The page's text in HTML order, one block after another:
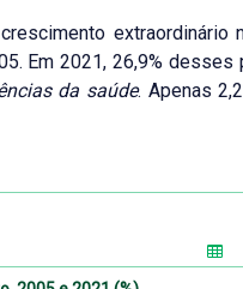
extraordinário
Em 2021, 26,9% desses
da saúde. Apenas